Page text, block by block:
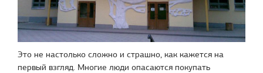
Это не настолько сложно и страшно, как кажется на
первый взгляд. Многие люди опасаются покупать